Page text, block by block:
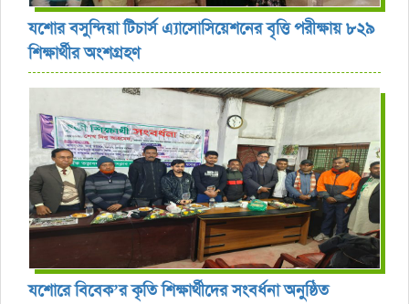
যশোর বসুন্দিয়া টিচার্স এ্যাসোসিয়েশনের বৃত্তি পরীক্ষায় ৮২৯
শিক্ষার্থীর অংশগ্রহণ
যশোরে বিবেক’র কৃতি শিক্ষার্থীদের সংবর্ধনা অনুষ্ঠিত